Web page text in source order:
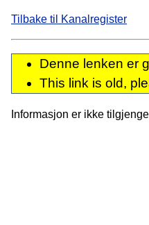
Tilbake til Kanalregister
Denne lenken er
This link is old,
Informasjon er ikke